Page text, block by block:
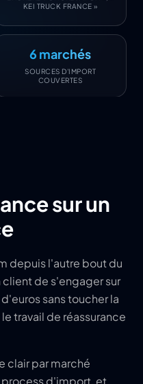
KEI TRUCK FRANCE »
6 marchés
SOURCES D'IMPORT
COUVERTES
sur un
depuis l'autre bout du
de s'engager sur
sans toucher la
travail de réassurance
clair par marché
process d'import, et